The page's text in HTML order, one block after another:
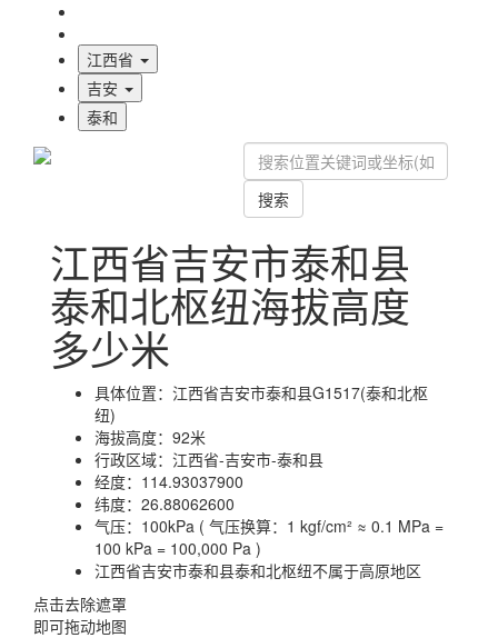
江西省
吉安
泰和
搜索
江西省吉安市泰和县
泰和北枢纽海拔高度
多少米
具体位置： 江西省吉安市泰和县G1517(泰和北枢
纽)
海拔高度： 92米
行政区域： 江西省-吉安市-泰和县
经度： 114.93037900
纬度： 26.88062600
气压： 100kPa ( 气压换算：1 kgf/cm² ≈ 0.1 MPa =
100 kPa = 100,000 Pa )
江西省吉安市泰和县泰和北枢纽不属于高原地区
点击去除遮罩
即可拖动地图